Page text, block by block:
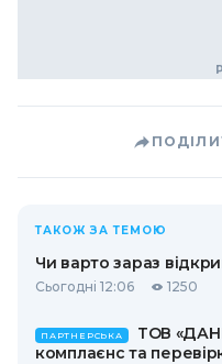
ТАКОЖ ЗА ТЕМОЮ
Чи варто зараз
Сьогодні 12:06 1250
ПАРТНЕРСЬКА
ТОВ
комплаєнс та